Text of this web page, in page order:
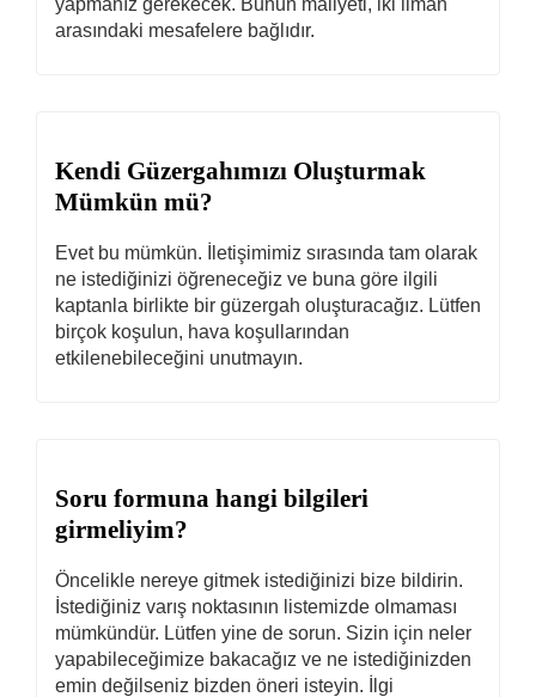
yapmanız gerekecek. Bunun maliyeti, iki liman
arasındaki mesafelere bağlıdır.
Kendi Güzergahımızı Oluşturmak
Mümkün mü?
Evet bu mümkün. İletişimimiz sırasında tam olarak
ne istediğinizi öğreneceğiz ve buna göre ilgili
kaptanla birlikte bir güzergah oluşturacağız. Lütfen
birçok koşulun, hava koşullarından
etkilenebileceğini unutmayın.
Soru formuna hangi bilgileri
girmeliyim?
Öncelikle nereye gitmek istediğinizi bize bildirin.
İstediğiniz varış noktasının listemizde olmaması
mümkündür. Lütfen yine de sorun. Sizin için neler
yapabileceğimize bakacağız ve ne istediğinizden
emin değilseniz bizden öneri isteyin. İlgi